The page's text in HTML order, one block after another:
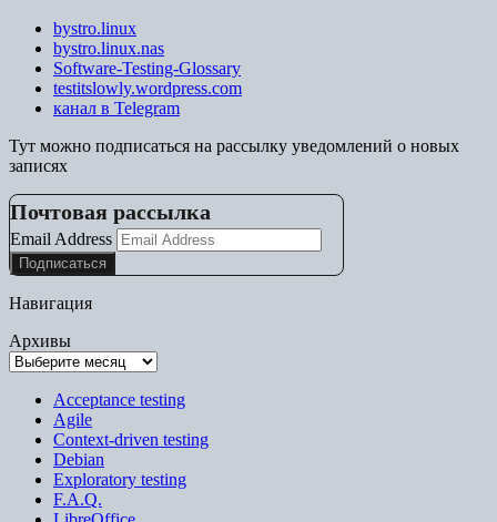
bystro.linux
bystro.linux.nas
Software-Testing-Glossary
testitslowly.wordpress.com
канал в Telegram
Тут можно подписаться на рассылку уведомлений о новых
записях
Почтовая рассылка
Email Address
Навигация
Архивы
Acceptance testing
Agile
Context-driven testing
Debian
Exploratory testing
F.A.Q.